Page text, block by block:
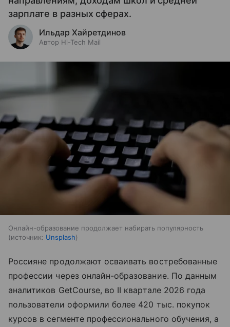
зарплате в разных сферах.
Ильдар Хайретдинов
Автор Hi-Tech Mail
Онлайн-образование продолжает набирать популярность
источник: Unsplash
Россияне продолжают осваивать востребованные
профессии через онлайн-образование. По данным
аналитиков GetCourse, во II квартале 2026 года
пользователи оформили более 420 тыс. покупок
курсов в сегменте профессионального обучения, а